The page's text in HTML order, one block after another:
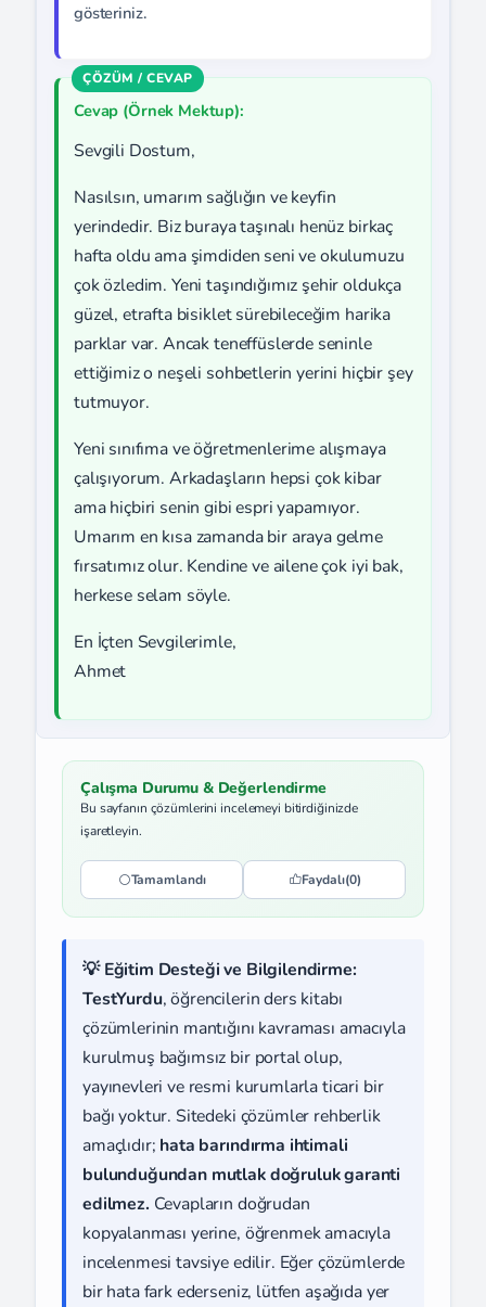
gösteriniz.
Cevap (Örnek Mektup):
Sevgili Dostum,
Nasılsın, umarım sağlığın ve keyfin
yerindedir. Biz buraya taşınalı henüz birkaç
hafta oldu ama şimdiden seni ve okulumuzu
çok özledim. Yeni taşındığımız şehir oldukça
güzel, etrafta bisiklet sürebileceğim harika
parklar var. Ancak teneffüslerde seninle
ettiğimiz o neşeli sohbetlerin yerini hiçbir şey
tutmuyor.
Yeni sınıfıma ve öğretmenlerime alışmaya
çalışıyorum. Arkadaşların hepsi çok kibar
ama hiçbiri senin gibi espri yapamıyor.
Umarım en kısa zamanda bir araya gelme
fırsatımız olur. Kendine ve ailene çok iyi bak,
herkese selam söyle.
En İçten Sevgilerimle,
Ahmet
Çalışma Durumu & Değerlendirme
Bu sayfanın çözümlerini incelemeyi bitirdiğinizde
işaretleyin.
Tamamlandı Faydalı(0)
💡 Eğitim Desteği ve Bilgilendirme:
TestYurdu, öğrencilerin ders kitabı
çözümlerinin mantığını kavraması amacıyla
kurulmuş bağımsız bir portal olup,
yayınevleri ve resmi kurumlarla ticari bir
bağı yoktur. Sitedeki çözümler rehberlik
amaçlıdır; hata barındırma ihtimali
bulunduğundan mutlak doğruluk garanti
edilmez. Cevapların doğrudan
kopyalanması yerine, öğrenmek amacıyla
incelenmesi tavsiye edilir. Eğer çözümlerde
bir hata fark ederseniz, lütfen aşağıda yer